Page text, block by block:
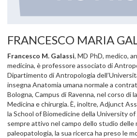
FRANCESCO MARIA
Francesco M. Galassi, MD PhD, medico,
medicina, è professore associato di
Dipartimento di Antropologia
insegna Anatomia umana normale a
Bologna, Campus di Ravenna, nel corso di
Medicina e chirurgia. È, inoltre, Adjunct
la School of Biomedicine della University
sempre attivo nel campo dello studio delle
paleopatologia, la sua ricerca ha preso le